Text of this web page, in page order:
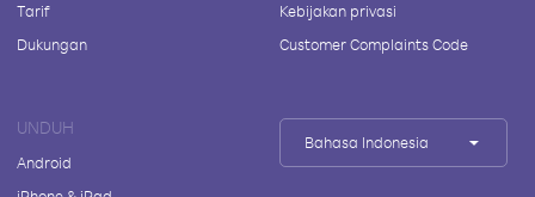
Tarif
Dukungan
Kebijakan privasi
Customer Complaints Code
UNDUH
Android
Bahasa Indonesia